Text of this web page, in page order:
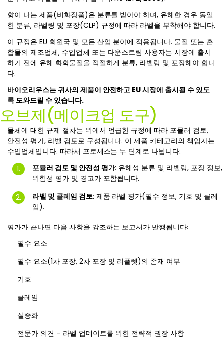
향이 나는 제품(비화장품)은 분류를 받아야 하며, 유해한 경우 동일
한 분류, 라벨링 및 포장(CLP) 규정에 따라 라벨을 부착해야 합니다.
이 규정은 EU 회원국 및 모든 산업 분야에 적용됩니다. 물질 또는 혼
합물의 제조업체, 수입업체 또는 다운스트림 사용자는 시장에 출시
하기 전에 유해 화학물질을 적절하게 분류, 라벨링 및 포장해야 합니
다.
바이오리우스는 귀사의 제품이 안전하고 EU 시장에 출시될 수 있도
록 도와드릴 수 있습니다.
오브제(메이크업 도구)
물체에 대한 규제 절차는 위에서 언급한 규정에 따라 포뮬러 검토,
안전성 평가, 라벨 검토로 구성됩니다. 이 제품 카테고리의 책임자는
수입업체입니다. 따라서 프로세스는 두 단계로 나뉩니다:
포뮬러 검토 및 안전성 평가: 유해성 분류 및 라벨링, 포장 정보,
위험성 평가 및 경고가 포함됩니다.
라벨 및 클레임 검토: 제품 라벨 평가(필수 정보, 기호 및 클레
임).
평가가 끝나면 다음 사항을 강조하는 보고서가 발행됩니다:
필수 요소
필수 요소(1차 포장, 2차 포장 및 리플렛)의 존재 여부
기호
클레임
실증화
전문가 의견 – 라벨 업데이트를 위한 전략적 권장 사항